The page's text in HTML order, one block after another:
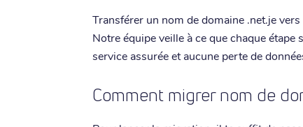
Transférer un nom de domaine .net.je
Notre équipe veille à ce que chaque
service assurée et aucune perte de
Comment migrer nom de